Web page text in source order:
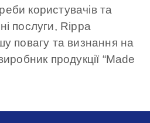
користувачів та
послуги, Rippa
повагу та визнання на
продукції “Made